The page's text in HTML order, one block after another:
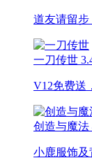
道友请留
一刀传世
V12免费送
创造与魔法
小鹿服饰